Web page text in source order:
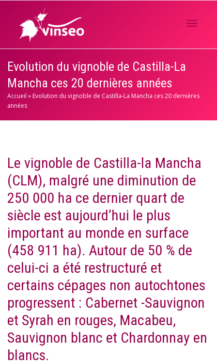
Evolution du vignoble de Castilla-La
Mancha ces 20 dernières années
Accueil » Evolution du vignoble de Castilla-La Mancha ces 20 dernières
années
Le vignoble de Castilla-la Mancha
(CLM), malgré une diminution de
250 000 ha ce dernier quart de
siècle est aujourd’hui le plus
important au monde en surface
(458 911 ha). Autour de 50 % de
celui-ci a été restructuré et
certains cépages non autochtones
progressent : Cabernet -Sauvignon
et Syrah en rouges, Macabeu,
Sauvignon blanc et Chardonnay en
blancs.